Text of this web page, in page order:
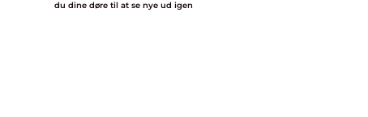
du dine døre til at se nye ud igen